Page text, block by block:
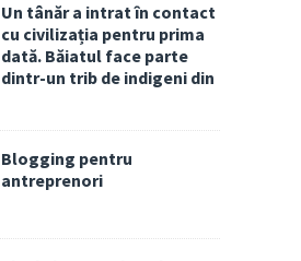
Un tânăr a intrat în contact
cu civilizația pentru prima
dată. Băiatul face parte
dintr-un trib de indigeni din
Blogging pentru
antreprenori